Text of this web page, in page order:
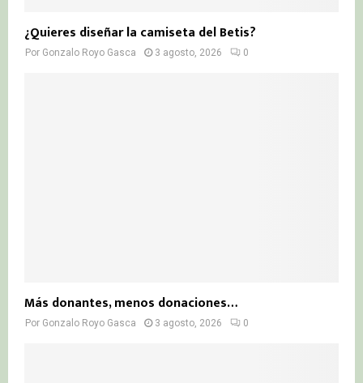
¿Quieres diseñar la camiseta del Betis?
Por Gonzalo Royo Gasca 3 agosto, 2026 0
Más donantes, menos donaciones…
Por Gonzalo Royo Gasca 3 agosto, 2026 0